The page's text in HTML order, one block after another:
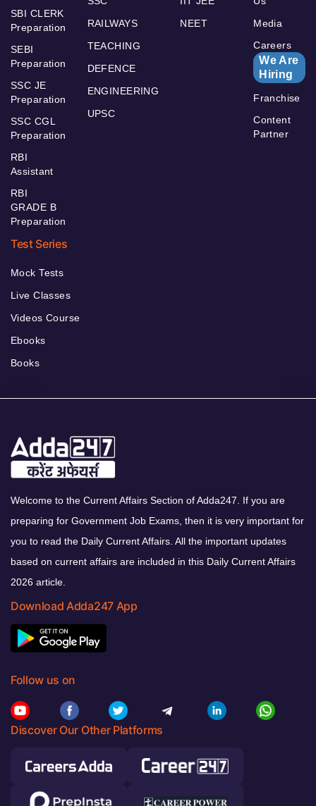
SBI CLERK
Preparation
SEBI
Preparation
SSC JE
Preparation
SSC CGL
Preparation
RBI
Assistant
RBI
GRADE B
Preparation
RAILWAYS
TEACHING
DEFENCE
ENGINEERING
UPSC
NEET
Media
Careers
We Are
Hiring
Franchise
Content
Partner
Test Series
Mock Tests
Live Classes
Videos Course
Ebooks
Books
Welcome to the Current Affairs Section of Adda247. If you are
preparing for Government Job Exams, then it is very important for
you to read the Daily Current Affairs. All the important updates
based on current affairs are included in this Daily Current Affairs
2026 article.
Download Adda247 App
Follow us on
Discover Our Other Platforms